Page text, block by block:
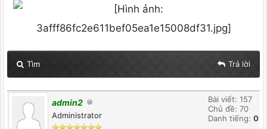
Tìm Trả lời
admin2
Administrator
Bài viết: 157
Chủ đề: 70
Danh tiếng: 0